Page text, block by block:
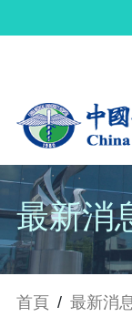
最新消
首頁 / 最新消